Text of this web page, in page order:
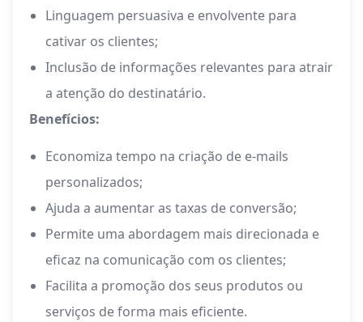
Linguagem persuasiva e envolvente para
cativar os clientes;
Inclusão de informações relevantes para atrair
a atenção do destinatário.
Benefícios:
Economiza tempo na criação de e-mails
personalizados;
Ajuda a aumentar as taxas de conversão;
Permite uma abordagem mais direcionada e
eficaz na comunicação com os clientes;
Facilita a promoção dos seus produtos ou
serviços de forma mais eficiente.